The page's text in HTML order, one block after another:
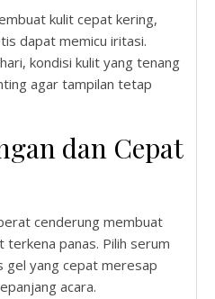
kulit cepat kering,
dapat memicu iritasi.
kondisi kulit yang tenang
agar tampilan tetap
dan Cepat
cenderung membuat
panas. Pilih serum
yang cepat meresap
acara.